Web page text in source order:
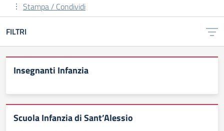
Stampa / Condividi
FILTRI
Insegnanti Infanzia
Scuola Infanzia di Sant’Alessio